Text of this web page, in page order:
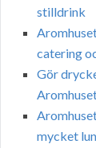
stilldrink
catering
Gör
mycket